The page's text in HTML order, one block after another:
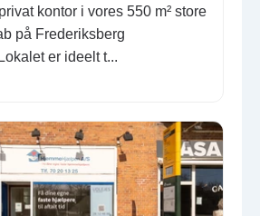
kontor i vores 550 m² store
på Frederiksberg
er ideelt t...